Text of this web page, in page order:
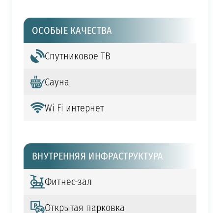
ОСОБЫЕ КАЧЕСТВА
Спутниковое ТВ
Сауна
Wi Fi интернет
ВНУТРЕННЯЯ ИНФРАСТРУКТУРА
Фитнес-зал
Открытая парковка